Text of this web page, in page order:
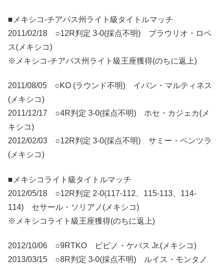
■メキシコ-チアパス州ライト級タイトルマッチ
2011/02/18 ○12R判定 3-0(採点不明) ブラウリオ・ロペ
ス(メキシコ)
※メキシコ-チアパス州ライト級王座獲得(のちに返上)
2011/08/05 ○KO (ラウンド不明) イバン・マルティネス
(メキシコ)
2011/12/17 ○4R判定 3-0(採点不明) ホセ・カジェカ(メ
キシコ)
2012/02/03 ○12R判定 3-0(採点不明) サミー・ベンツラ
(メキシコ)
■メキシコライト級タイトルマッチ
2012/05/18 ○12R判定 2-0(117-112、115-113、114-
114) セサール・ソリアノ(メキシコ)
※メキシコライト級王座獲得(のちに返上)
2012/10/06 ○9RTKO ピピノ・ケバス Jr.(メキシコ)
2013/03/15 ○8R判定 3-0(採点不明) ルイス・モンタノ